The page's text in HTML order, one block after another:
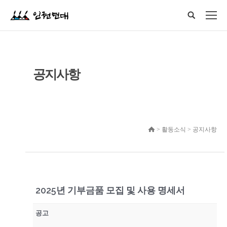
공지사항
> 활동소식 > 공지사항
2025년 기부금품 모집 및 사용 명세서
공고